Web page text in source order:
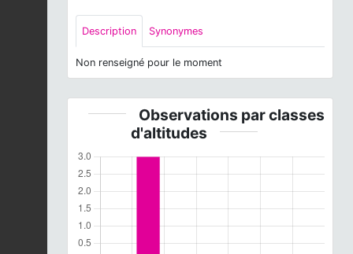
Description Synonymes
Non renseigné pour le moment
Observations par classes
d'altitudes